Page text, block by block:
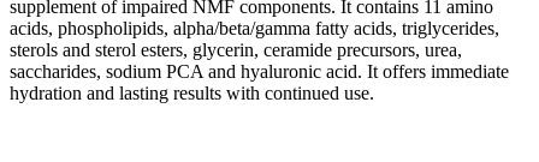
supplement of impaired NMF components. It contains 11 amino
acids, phospholipids, alpha/beta/gamma fatty acids, triglycerides,
sterols and sterol esters, glycerin, ceramide precursors, urea,
saccharides, sodium PCA and hyaluronic acid. It offers immediate
hydration and lasting results with continued use.